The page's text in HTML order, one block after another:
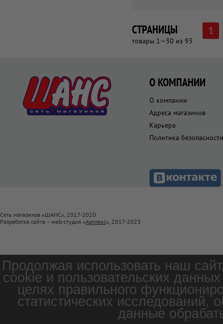
СТРАНИЦЫ
товары 1—30 из 93
1
О КОМПАНИИ
О компании
Адреса магазинов
Карьера
Политика безопасности
Сеть магазинов «ШАНС», 2017-2020
Разработка сайта – web-студия «Артлекс», 2017-2023
Продолжая использовать наш
cookie и пользовательских
целях правильного
статистических
данные